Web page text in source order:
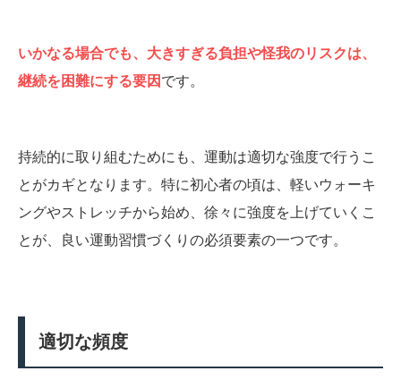
いかなる場合でも、大きすぎる負担や怪我のリスクは、
継続を困難にする要因 です。
持続的に取り組むためにも、運動は適切な強度で行うこ
とがカギとなります。特に初心者の頃は、軽いウォーキ
ングやストレッチから始め、徐々に強度を上げていくこ
とが、良い運動習慣づくりの必須要素の一つです。
適切な頻度